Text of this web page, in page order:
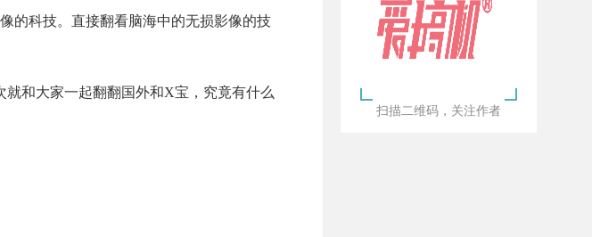
的科技。直接翻看脑海中的无损影像的技
和大家一起翻翻国外和X宝，究竟有什么
扫描二维码，关注作者